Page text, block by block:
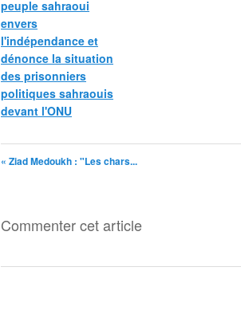
peuple sahraoui
envers
l'indépendance et
dénonce la situation
des prisonniers
politiques sahraouis
devant l'ONU
« Ziad Medoukh : "Les chars...
Commenter cet article